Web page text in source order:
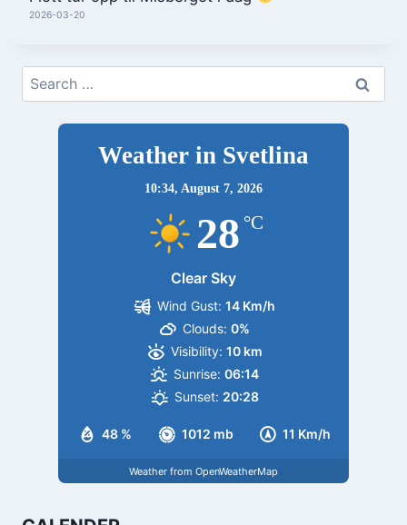
2026-03-20
Search
for:
Weather in Svetlina
10:34, August 7, 2026
28 °C
Clear Sky
48 % 1012 mb 11 Km/h
Wind Gust: 14 Km/h
Clouds: 0%
Visibility: 10 km
Sunrise: 06:14
Sunset: 20:28
Weather from OpenWeatherMap